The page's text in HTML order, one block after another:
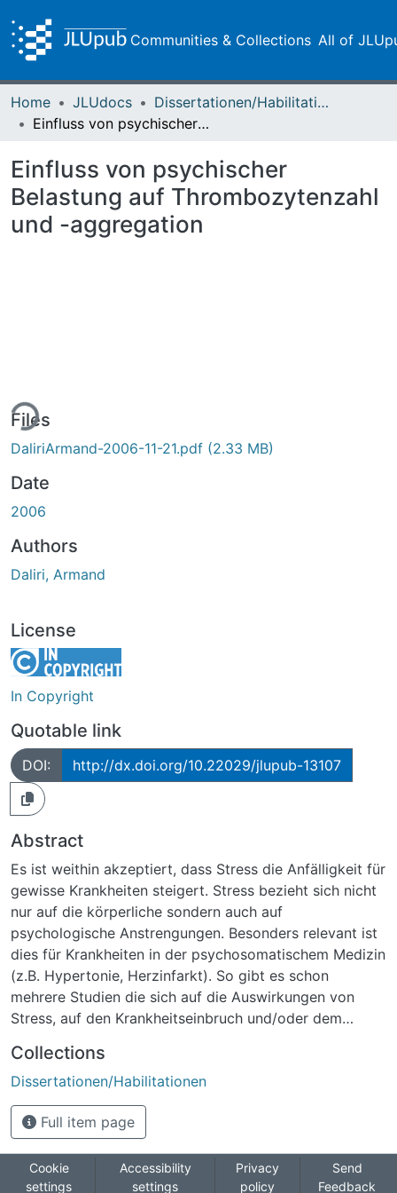
Communities & Collections All of
Home JLUdocs
Dissertationen/Habilitationen
Einfluss von psychischer Belastung auf Thrombozytenzahl und -aggregation
Einfluss von psychischer
Belastung auf Thrombozytenzahl
und -aggregation
Files
DaliriArmand-2006-11-21.pdf (2.33 MB)
Date
2006
Authors
Daliri, Armand
License
In Copyright
Quotable link
DOI: http://dx.doi.org/10.22029/jlupub-13107
Abstract
Es ist weithin akzeptiert, dass Stress die Anfälligkeit für
gewisse Krankheiten steigert. Stress bezieht sich nicht
nur auf die körperliche sondern auch auf
psychologische Anstrengungen. Besonders relevant ist
dies für Krankheiten in der psychosomatischem Medizin
(z.B. Hypertonie, Herzinfarkt). So gibt es schon
mehrere Studien die sich auf die Auswirkungen von
Stress, auf den Krankheitseinbruch und/oder dem
Mechanismen noch nicht vollständig geklärt. Die
gegenwärtige Studie wurde durchgeführt, um zu
Untersuchungen, ob der akute psychologische Stress
von Public Speaking die endokrinen Reaktionen
Thrombozytenanzahl beeinflusst. Zudem wurde in
dieser Studie eine neue Methode zu der
Collections
Dissertationen/Habilitationen
Full item page
Cookie
settings
Accessibility
settings
Privacy
policy
Send
Feedback